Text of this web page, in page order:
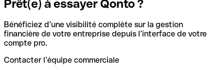
Prêt(e) à essayer Qonto ?
Bénéficiez d’une visibilité complète sur la gestion
financière de votre entreprise depuis l’interface de votre
compte pro.
Contacter l’équipe commerciale